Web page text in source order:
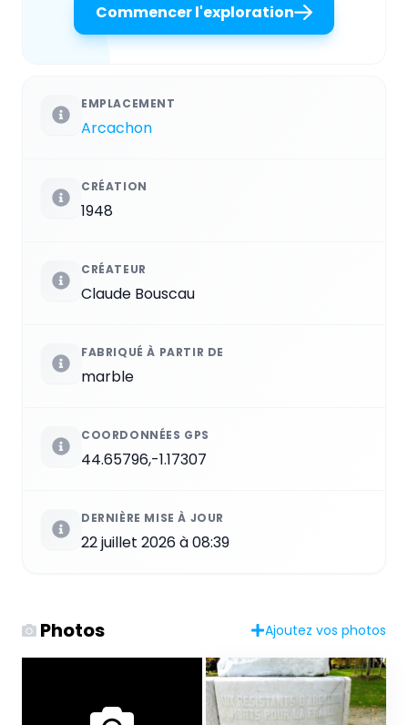
Commencer l'exploration
EMPLACEMENT
Arcachon
CRÉATION
1948
CRÉATEUR
Claude Bouscau
FABRIQUÉ À PARTIR DE
marble
COORDONNÉES GPS
44.65796,-1.17307
DERNIÈRE MISE À JOUR
22 juillet 2026 à 08:39
Photos Ajoutez vos photos